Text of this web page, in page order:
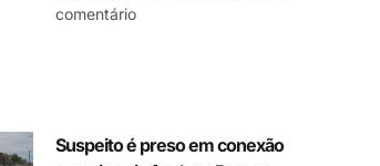
comentário
Suspeito é preso em conexão